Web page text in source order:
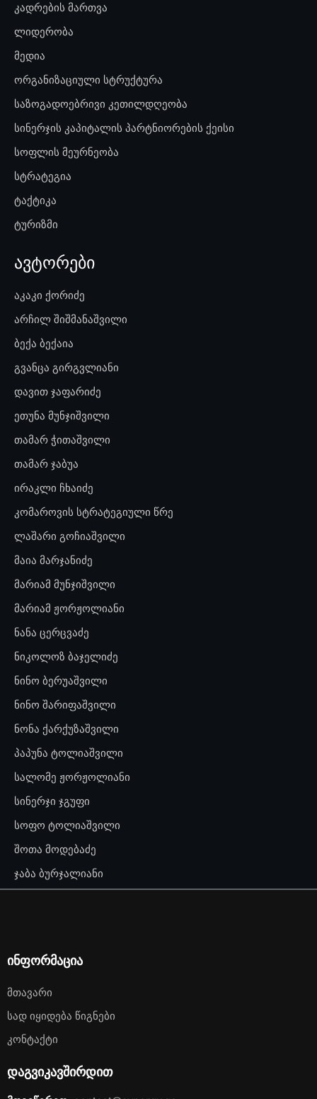
კადრების მართვა
ლიდერობა
მედია
ორგანიზაციული სტრუქტურა
საზოგადოებრივი კეთილდღეობა
სინერჯის კაპიტალის პარტნიორების ქეისი
სოფლის მეურნეობა
სტრატეგია
ტაქტიკა
ტურიზმი
ავტორები
აკაკი ქორიძე
არჩილ შიშმანაშვილი
ბექა ბექაია
გვანცა გირგვლიანი
დავით ჯაფარიძე
ეთუნა მუნჯიშვილი
თამარ ჭითაშვილი
თამარ ჯაბუა
ირაკლი ჩხაიძე
კომაროვის სტრატეგიული წრე
ლაშარი გოჩიაშვილი
მაია მარჯანიძე
მარიამ მუნჯიშვილი
მარიამ ჟორჟოლიანი
ნანა ცერცვაძე
ნიკოლოზ ბაჯელიძე
ნინო ბერუაშვილი
ნინო შარიფაშვილი
ნონა ქარქუზაშვილი
პაპუნა ტოლიაშვილი
სალომე ჟორჟოლიანი
სინერჯი ჯგუფი
სოფო ტოლიაშვილი
შოთა მოდებაძე
ჯაბა ბურჯალიანი
ინფორმაცია
Მთავარი
Სად Იყიდება Წიგნები
Კონტაქტი
დაგვიკავშირდით